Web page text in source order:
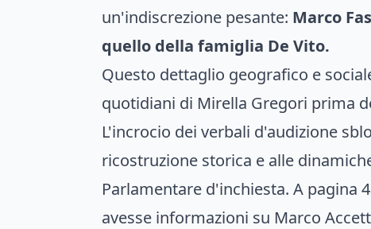
un'indiscrezione pesante: Marco
quello della famiglia De Vito.
Questo dettaglio geografico e
quotidiani di Mirella Gregori prima
L'incrocio dei verbali d'audizione
ricostruzione storica e alle
Parlamentare d'inchiesta. A pagina
avesse informazioni su Marco